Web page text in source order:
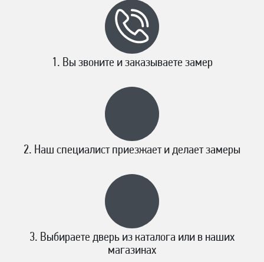
Вы звоните и заказываете замер
Наш специалист приезжает и делает замеры
Выбираете дверь из каталога или в наших
магазинах